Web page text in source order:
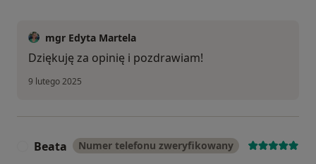
mgr Edyta Martela
Dziękuję za opinię i pozdrawiam!
9 lutego 2025
Beata Numer telefonu zweryfikowany